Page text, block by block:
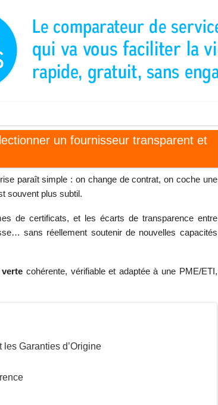
un fournisseur transparent et
paraît simple : on change de contrat, on coche une
souvent plus subtil.
de certificats, et les écarts de transparence entre
sans réellement soutenir de nouvelles capacités
cohérente, vérifiable et adaptée à une PME/ETI,
Garanties d’Origine